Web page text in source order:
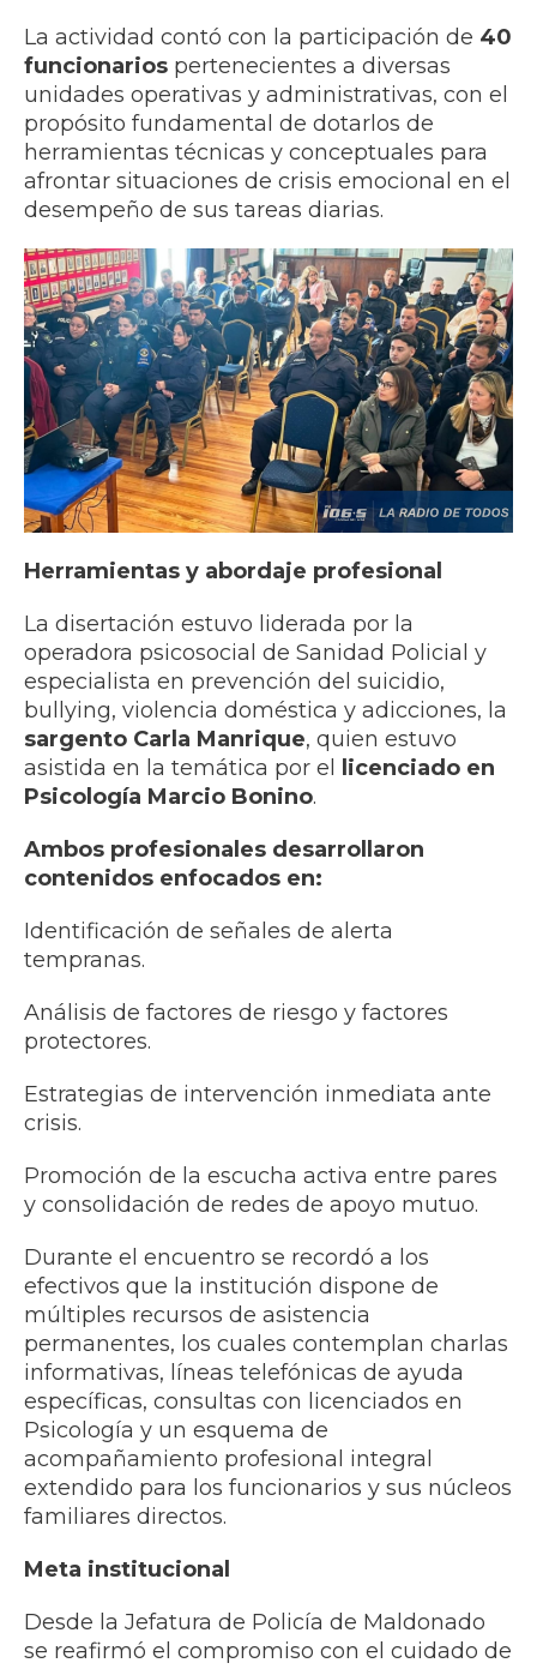
La actividad contó con la participación de 40
funcionarios pertenecientes a diversas
unidades operativas y administrativas, con el
propósito fundamental de dotarlos de
herramientas técnicas y conceptuales para
afrontar situaciones de crisis emocional en el
desempeño de sus tareas diarias.
Herramientas y abordaje profesional
La disertación estuvo liderada por la
operadora psicosocial de Sanidad Policial y
especialista en prevención del suicidio,
bullying, violencia doméstica y adicciones, la
sargento Carla Manrique, quien estuvo
asistida en la temática por el
licenciado en
Psicología Marcio Bonino.
Ambos profesionales desarrollaron
contenidos enfocados en:
Identificación de señales de alerta
tempranas.
Análisis de factores de riesgo y factores
protectores.
Estrategias de intervención inmediata ante
crisis.
Promoción de la escucha activa entre pares
y consolidación de redes de apoyo mutuo.
Durante el encuentro se recordó a los
efectivos que la institución dispone de
múltiples recursos de asistencia
permanentes, los cuales contemplan charlas
informativas, líneas telefónicas de ayuda
específicas, consultas con licenciados en
Psicología y un esquema de
acompañamiento profesional integral
extendido para los funcionarios y sus núcleos
familiares directos.
Meta institucional
Desde la Jefatura de Policía de Maldonado
se reafirmó el compromiso con el cuidado de